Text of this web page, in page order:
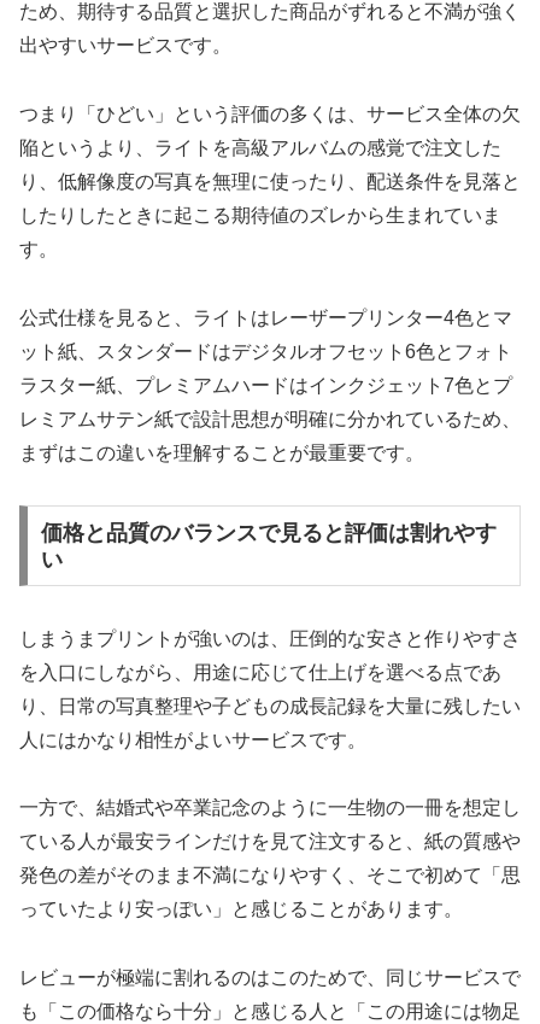
ため、期待する品質と選択した商品がずれると不満が強く
出やすいサービスです。
つまり「ひどい」という評価の多くは、サービス全体の欠
陥というより、ライトを高級アルバムの感覚で注文した
り、低解像度の写真を無理に使ったり、配送条件を見落と
したりしたときに起こる期待値のズレから生まれていま
す。
公式仕様を見ると、ライトはレーザープリンター4色とマ
ット紙、スタンダードはデジタルオフセット6色とフォト
ラスター紙、プレミアムハードはインクジェット7色とプ
レミアムサテン紙で設計思想が明確に分かれているため、
まずはこの違いを理解することが最重要です。
価格と品質のバランスで見ると評価は割れやす
い
しまうまプリントが強いのは、圧倒的な安さと作りやすさ
を入口にしながら、用途に応じて仕上げを選べる点であ
り、日常の写真整理や子どもの成長記録を大量に残したい
人にはかなり相性がよいサービスです。
一方で、結婚式や卒業記念のように一生物の一冊を想定し
ている人が最安ラインだけを見て注文すると、紙の質感や
発色の差がそのまま不満になりやすく、そこで初めて「思
っていたより安っぽい」と感じることがあります。
レビューが極端に割れるのはこのためで、同じサービスで
も「この価格なら十分」と感じる人と「この用途には物足